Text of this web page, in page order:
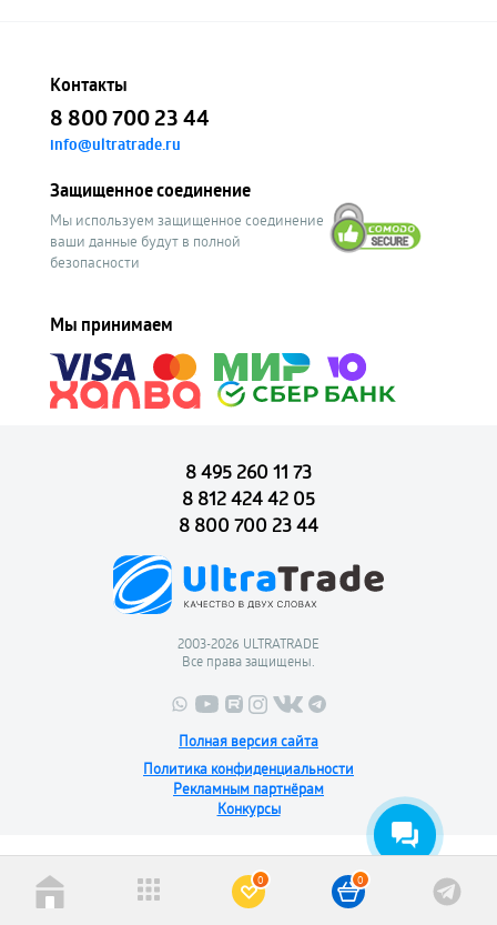
Контакты
8 800 700 23 44
info@ultratrade.ru
Защищенное соединение
Мы используем защищенное соединение
ваши данные будут в полной
безопасности
Мы принимаем
0 0
8 495 260 11 73
8 812 424 42 05
8 800 700 23 44
2003-2026 ULTRATRADE
Все права защищены.
Полная версия сайта
Политика конфиденциальности
Рекламным партнёрам
Конкурсы